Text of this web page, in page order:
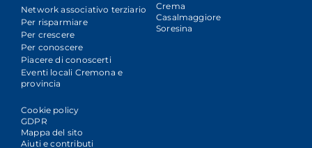
Network associativo terziario
Per risparmiare
Per crescere
Per conoscere
Piacere di conoscerti
Eventi locali Cremona e
provincia
Cookie policy
GDPR
Mappa del sito
Aiuti e contributi
Crema
Casalmaggiore
Soresina